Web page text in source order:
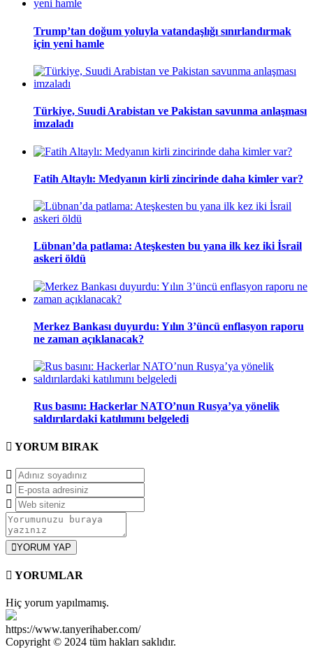
Trump’tan doğum yoluyla vatandaşlığı sınırlandırmak
için yeni hamle
Türkiye, Suudi Arabistan ve Pakistan savunma anlaşması
imzaladı
Fatih Altaylı: Medyanın kirli zincirinde daha kimler var?
Lübnan’da patlama: Ateşkesten bu yana ilk kez iki İsrail
askeri öldü
Merkez Bankası duyurdu: Yılın 3’üncü enflasyon raporu
ne zaman açıklanacak?
Rus basını: Hackerlar NATO’nun Rusya’ya yönelik
saldırılardaki katılımını belgeledi
YORUM BIRAK
YORUM YAP
YORUMLAR
Hiç yorum yapılmamış.
https://www.tanyerihaber.com/
Copyright © 2024 tüm hakları saklıdır.